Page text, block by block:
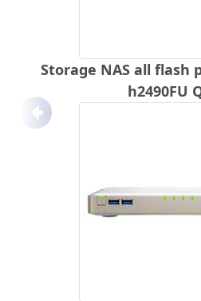
Storage NAS all flash
h2490FU
Anterior